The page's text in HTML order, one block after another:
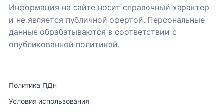
Информация на сайте носит справочный характер
и не является публичной офертой. Персональные
данные обрабатываются в соответствии с
опубликованной политикой.
Политика ПДн
Условия использования